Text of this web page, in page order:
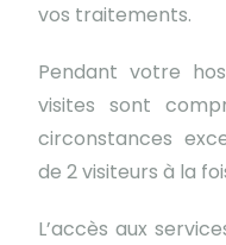
vos traitements.
Pendant votre
visites sont
circonstances
de 2 visiteurs à la
L’accès aux